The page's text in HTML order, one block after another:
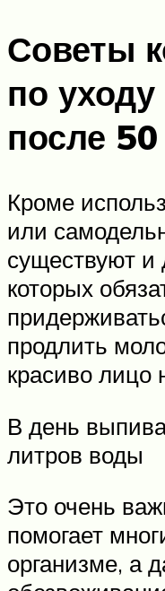
Советы
по уходу
после 50
Кроме
или
существуют и
которых
продлить
красиво лицо
В день
литров воды
Это очень
помогает
организме, а